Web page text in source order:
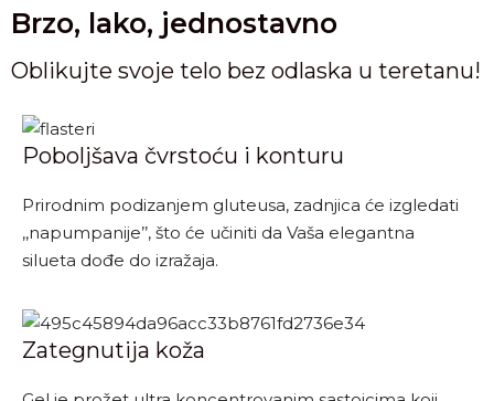
Brzo, lako, jednostavno
Oblikujte svoje telo bez odlaska u teretanu!
Poboljšava čvrstoću i konturu
Prirodnim podizanjem gluteusa, zadnjica će izgledati
,,napumpanije’’, što će učiniti da Vaša elegantna
silueta dođe do izražaja.
Zategnutija koža